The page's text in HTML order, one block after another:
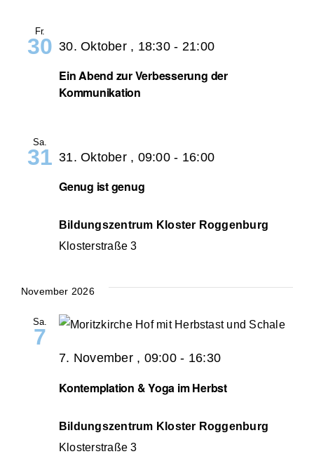
Fr.
30
Ein Abend zur Verbesserung der
Kommunikation
30. Oktober , 18:30 - 21:00
Sa.
31
Genug ist genug
31. Oktober , 09:00 - 16:00
Bildungszentrum Kloster Roggenburg
Klosterstraße 3
November 2026
Sa.
7
Kontemplation & Yoga im Herbst
7. November , 09:00 - 16:30
Bildungszentrum Kloster Roggenburg
Klosterstraße 3